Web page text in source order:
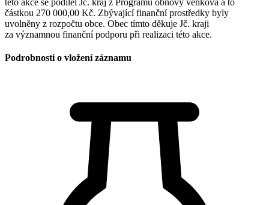
této akce se podílel Jč. kraj z Programu obnovy venkova a to
částkou 270 000,00 Kč. Zbývající finanční prostředky byly
uvolněny z rozpočtu obce. Obec tímto děkuje Jč. kraji
za významnou finanční podporu při realizaci této akce.
Podrobnosti o vložení záznamu